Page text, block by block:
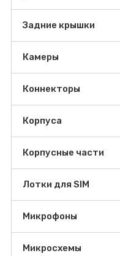
Задние крышки
Камеры
Коннекторы
Корпуса
Корпусные части
Лотки для SIM
Микрофоны
Микросхемы